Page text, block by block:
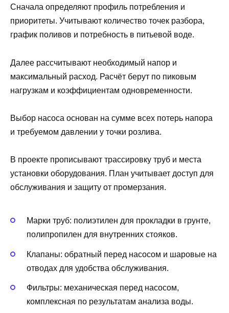
Сначала определяют профиль потребления и
приоритеты. Учитывают количество точек разбора,
график поливов и потребность в питьевой воде.
Далее рассчитывают необходимый напор и
максимальный расход. Расчёт берут по пиковым
нагрузкам и коэффициентам одновременности.
Выбор насоса основан на сумме всех потерь напора
и требуемом давлении у точки розлива.
В проекте прописывают трассировку труб и места
установки оборудования. План учитывает доступ для
обслуживания и защиту от промерзания.
Марки труб: полиэтилен для прокладки в грунте,
полипропилен для внутренних стояков.
Клапаны: обратный перед насосом и шаровые на
отводах для удобства обслуживания.
Фильтры: механическая перед насосом,
комплексная по результатам анализа воды.